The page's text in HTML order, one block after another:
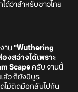
ด้ว่าสำหรับชาวไทย
าน "Wuthering
งสว่างได้เพราะ
Scape ครับ งานนี้
ล้ว ก็ยังมีบูธ
ไม้ติดมือกลับไปกัน